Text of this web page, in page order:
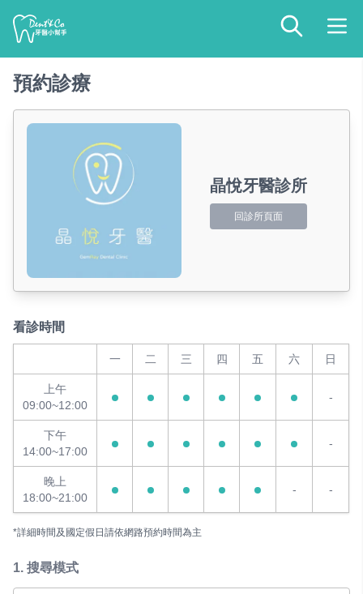
預約診療
晶悅牙醫診所
回診所頁面
看診時間
一 二 三 四 五 六 日
上午
09:00~12:00
-
下午
14:00~17:00
-
晚上
18:00~21:00
- -
*詳細時間及國定假日請依網路預約時間為主
1. 搜尋模式